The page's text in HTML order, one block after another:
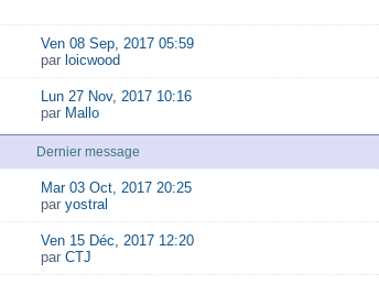
Ven 08 Sep, 2017 05:59
par loicwood
Lun 27 Nov, 2017 10:16
par Mallo
Dernier message
Mar 03 Oct, 2017 20:25
par yostral
Ven 15 Déc, 2017 12:20
par CTJ